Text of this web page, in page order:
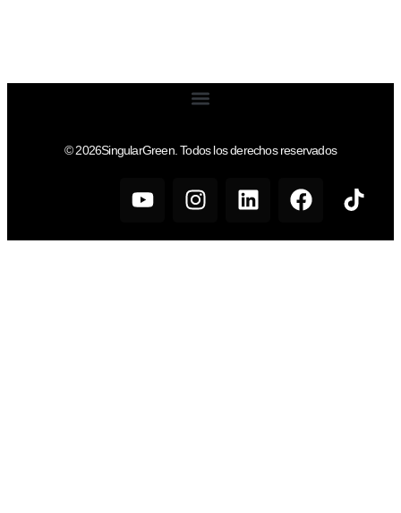
© 2026SingularGreen. Todos los derechos reservados